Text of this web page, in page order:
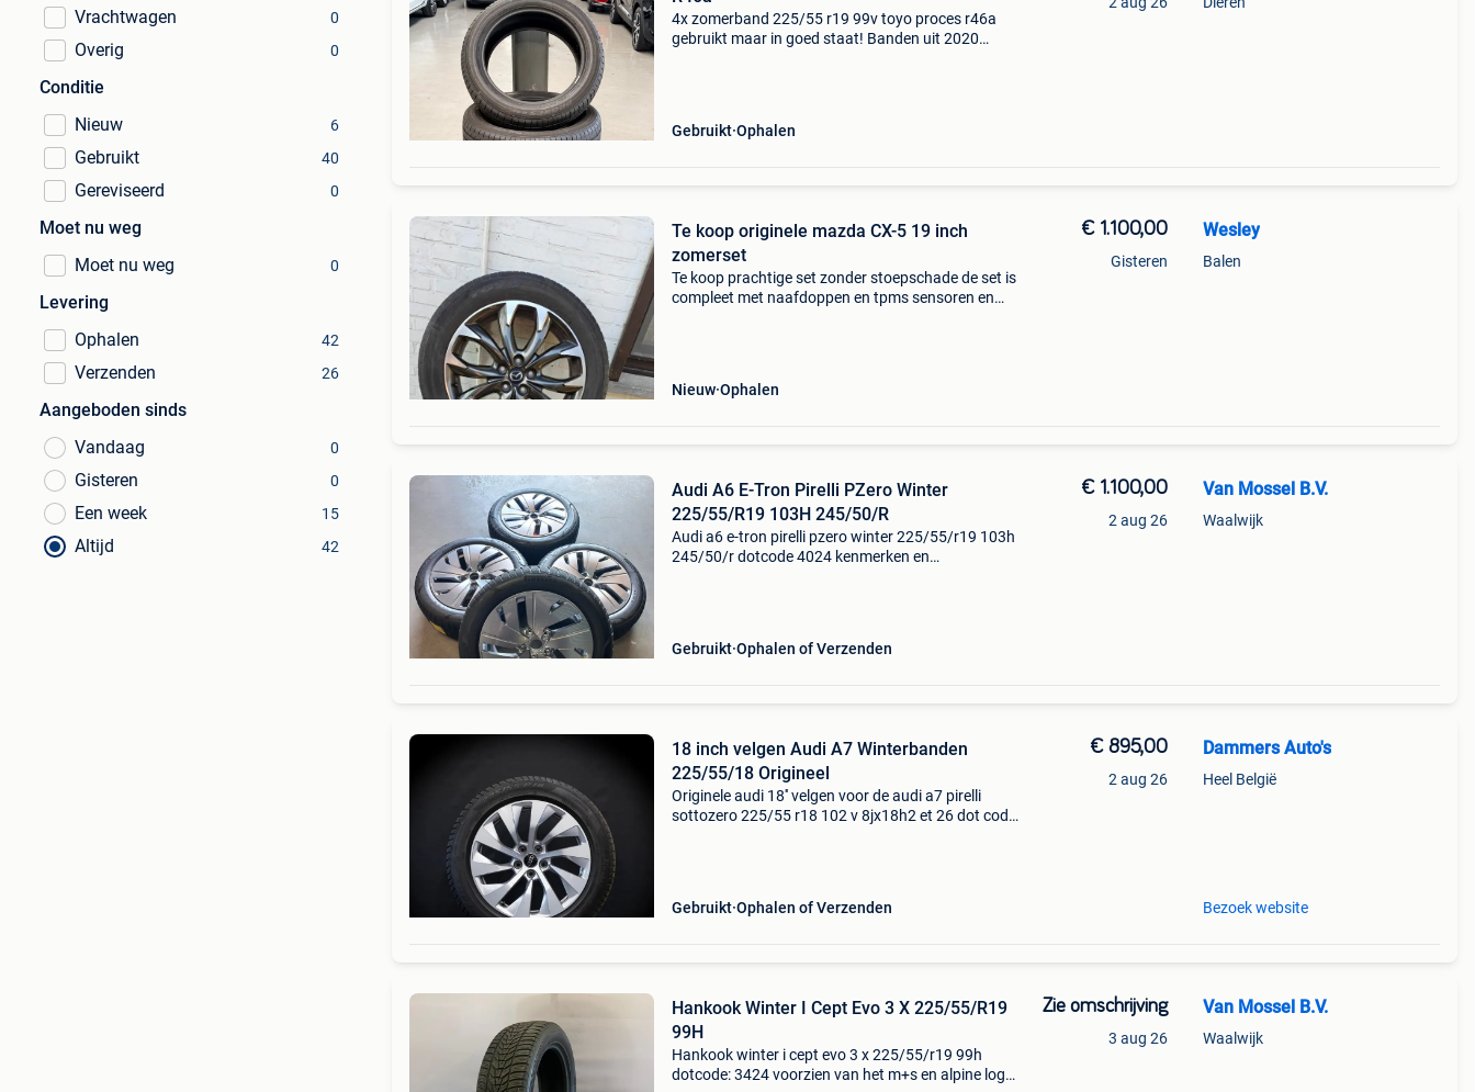
Vrachtwagen 0
Overig 0
Conditie
Nieuw
6
Gebruikt 40
Gereviseerd 0
Moet nu weg
Moet nu weg
0
Levering
Ophalen
42
Verzenden 26
Aangeboden sinds
Vandaag
0
Gisteren 0
Een week 15
Altijd 42
4x zomerband 225/55 r19 99v toyo proces r46a
gebruikt maar in goed staat! Banden uit 2020
Gebruikt Ophalen
Te koop originele mazda CX-5 19 inch
zomerset
Te koop prachtige set zonder stoepschade de set is
compleet met naafdoppen en tpms sensoren en
Nieuw Ophalen
€ 1.100,00
Gisteren
Wesley
Balen
Audi A6 E-Tron Pirelli PZero Winter
225/55/R19 103H 245/50/R
Audi a6 e-tron pirelli pzero winter 225/55/r19 103h
245/50/r dotcode 4024 kenmerken en
Gebruikt Ophalen of Verzenden
€ 1.100,00
2 aug 26
Van Mossel B.V.
Waalwijk
18 inch velgen Audi A7 Winterbanden
225/55/18 Origineel
Originele audi 18'' velgen voor de audi a7 pirelli
sottozero 225/55 r18 102 v 8jx18h2 et 26 dot code:
Gebruikt Ophalen of Verzenden
€ 895,00
2 aug 26
Dammers Auto's
Heel België
Bezoek website
Hankook Winter I Cept Evo 3 X 225/55/R19
99H
Hankook winter i cept evo 3 x 225/55/r19 99h
dotcode: 3424 voorzien van het m+s en alpine logo
Zie omschrijving
3 aug 26
Van Mossel B.V.
Waalwijk